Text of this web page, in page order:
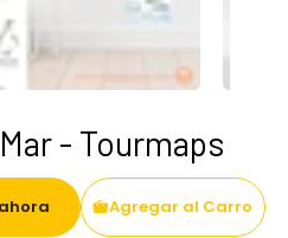
- Tourmaps
Agregar al Carro